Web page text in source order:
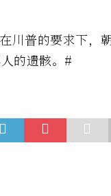
川普的要求下，
的遗骸。#